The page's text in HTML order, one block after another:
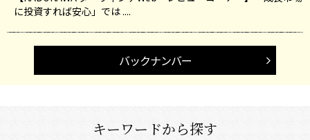
に投資すれば安心」では ....
バックナンバー
キーワードから探す